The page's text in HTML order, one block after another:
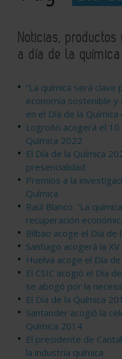
Noticias,
a día de la química
“La química será clave
economía sostenible y
en el Día de la
Logroño acogerá el
Química 2022
El Día de la Química
presencialidad
Premios a la
Química
Raül Blanco: “La
recuperación
Bilbao acoge el Día de
Santiago acogerá la
Huelva acoge el Día
El CSIC acogió el Día
se abogó por la
El Día de la Química
Santander acogió la
Química 2014
El presidente de
la industria química